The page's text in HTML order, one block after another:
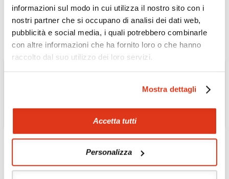
informazioni sul modo in cui utilizza il nostro sito con i
nostri partner che si occupano di analisi dei dati web,
pubblicità e social media, i quali potrebbero combinarle
con altre informazioni che ha fornito loro o che hanno
raccolto dal suo utilizzo dei loro servizi.
Mostra dettagli
Accetta tutti
Personalizza
Scopri l'Hotel »
MALESIA PENINSULARE
Hotel The Taaras 5*